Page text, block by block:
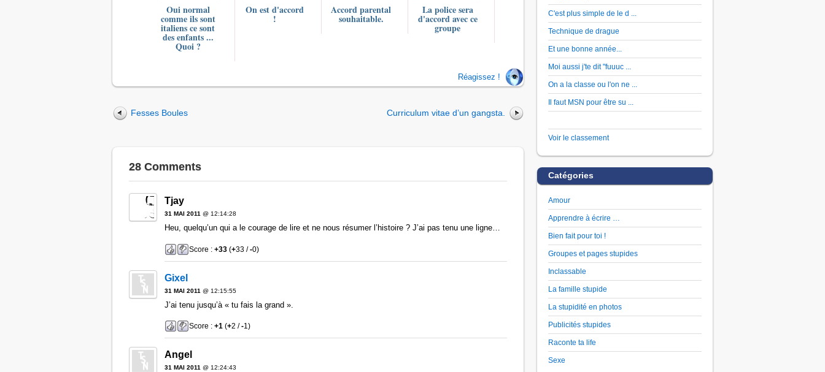
Oui normal
comme ils sont
italiens ce sont
des enfants ...
Quoi ?
On est d'accord
!
Accord parental
souhaitable.
La police sera
d'accord avec ce
groupe
Réagissez !
Fesses Boules Curriculum vitae d’un gangsta.
28 Comments
Tjay
31 MAI 2011 @ 12:14:28
Heu, quelqu’un qui a le courage de lire et ne nous résumer l’histoire ? J’ai pas tenu une ligne…
Score : +33(+33 /-0)
Gixel
31 MAI 2011 @ 12:15:55
J’ai tenu jusqu’à « tu fais la grand ».
Score : +1(+2 /-1)
Angel
31 MAI 2011 @ 12:24:43
C'est plus simple de le d ...
Technique de drague
Et une bonne année...
Moi aussi j'te dit "fuuuc ...
On a la classe ou l'on ne ...
Il faut MSN pour être su ...
Voir le classement
Catégories
Amour
Apprendre à écrire …
Bien fait pour toi !
Groupes et pages stupides
Inclassable
La famille stupide
La stupidité en photos
Publicités stupides
Raconte ta life
Sexe